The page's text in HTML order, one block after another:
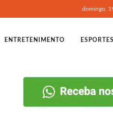
domingo,
ENTRETENIMENTO ESPORTES